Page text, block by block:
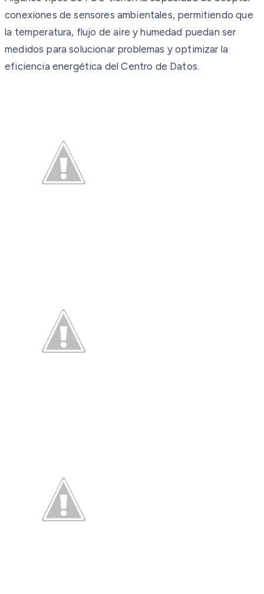
conexiones de sensores ambientales, permitiendo que
la temperatura, flujo de aire y humedad puedan ser
medidos para solucionar problemas y optimizar la
eficiencia energética del Centro de Datos.